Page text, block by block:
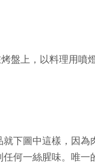
盤上，以料理用噴
就下圖中這樣，因為
任何一絲腥味。唯一